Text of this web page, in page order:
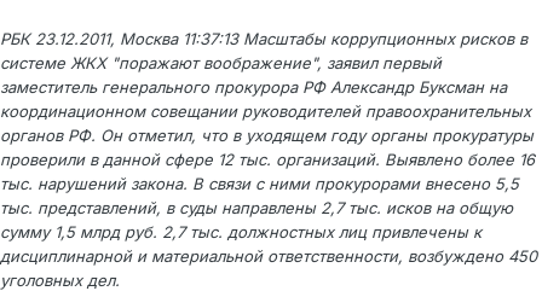
РБК 23.12.2011, Москва 11:37:13 Масштабы коррупционных рисков в
системе ЖКХ "поражают воображение", заявил первый
заместитель генерального прокурора РФ Александр Буксман на
координационном совещании руководителей правоохранительных
органов РФ. Он отметил, что в уходящем году органы прокуратуры
проверили в данной сфере 12 тыс. организаций. Выявлено более 16
тыс. нарушений закона. В связи с ними прокурорами внесено 5,5
тыс. представлений, в суды направлены 2,7 тыс. исков на общую
сумму 1,5 млрд руб. 2,7 тыс. должностных лиц привлечены к
дисциплинарной и материальной ответственности, возбуждено 450
уголовных дел.